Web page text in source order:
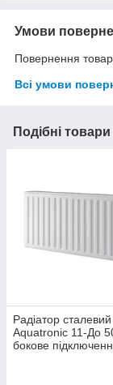
Умови
Повернення
Всі умови
Подібні товари
Радіатор сталевий
Aquatronic 11-До
бокове